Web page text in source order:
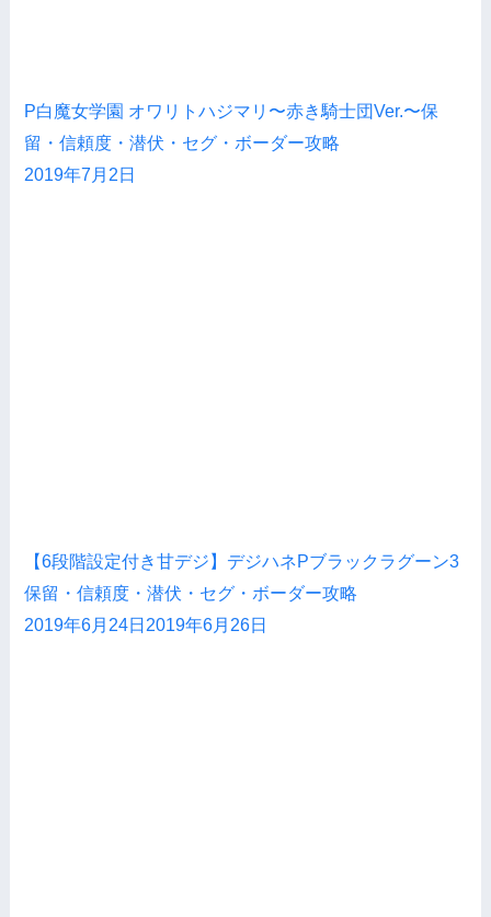
P白魔女学園 オワリトハジマリ〜赤き騎士団Ver.〜保
留・信頼度・潜伏・セグ・ボーダー攻略
2019年7月2日
【6段階設定付き甘デジ】デジハネPブラックラグーン3
保留・信頼度・潜伏・セグ・ボーダー攻略
2019年6月24日 2019年6月26日